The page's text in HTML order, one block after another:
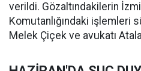
verildi. Gözaltındakilerin
Komutanlığındaki işlemleri
Melek Çiçek ve avukatı